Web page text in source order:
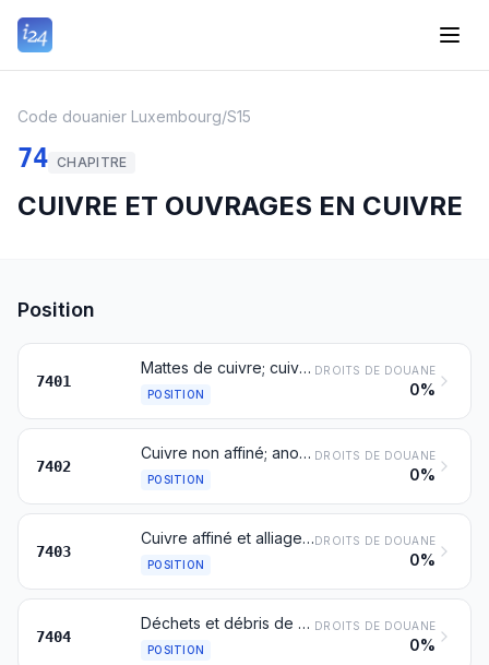
Code douanier Luxembourg/S15
74 CHAPITRE
CUIVRE ET OUVRAGES EN CUIVRE
Position
7401
Mattes de cuivre; cuivre de cément (précipité de cuivre)
POSITION
DROITS DE DOUANE
0%
7402
Cuivre non affiné; anodes en cuivre pour affinage électrolytique
POSITION
DROITS DE DOUANE
0%
7403
Cuivre affiné et alliages de cuivre sous forme brute
POSITION
DROITS DE DOUANE
0%
7404
Déchets et débris de cuivre
POSITION
DROITS DE DOUANE
0%